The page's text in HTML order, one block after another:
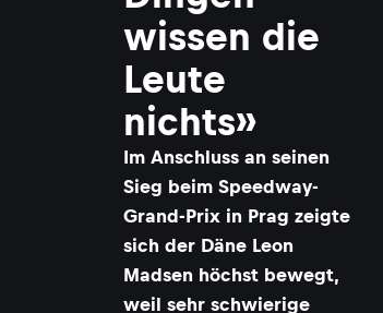
wissen die
Leute
nichts»
Im Anschluss an seinen
Sieg beim Speedway-
Grand-Prix in Prag zeigte
sich der Däne Leon
Madsen höchst bewegt,
weil sehr schwierige